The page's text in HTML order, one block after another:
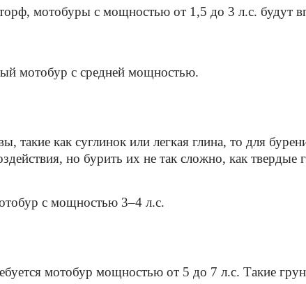
мотобуры с мощностью от 1,5 до 3 л.с. будут
мотобур с средней мощностью.
такие как суглинок или легкая глина, то для
но бурить их не так сложно, как твердые
с мощностью 3–4 л.с.
мотобур мощностью от 5 до 7 л.с. Такие